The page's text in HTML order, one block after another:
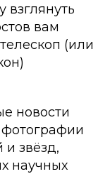
взглянуть
вам
(или
новости
и звёзд,
научных